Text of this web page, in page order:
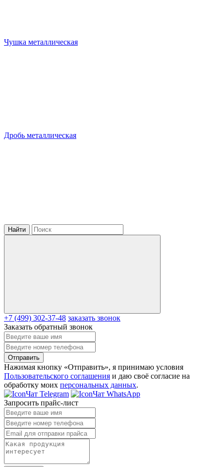
Чушка металлическая
Дробь металлическая
Найти
+7 (499) 302-37-48 заказать звонок
Заказать обратный звонок
Отправить
Нажимая кнопку «Отправить», я принимаю условия
Пользовательского соглашения и даю своё согласие на
обработку моих персональных данных.
Чат Telegram
Чат WhatsApp
Запросить прайс-лист